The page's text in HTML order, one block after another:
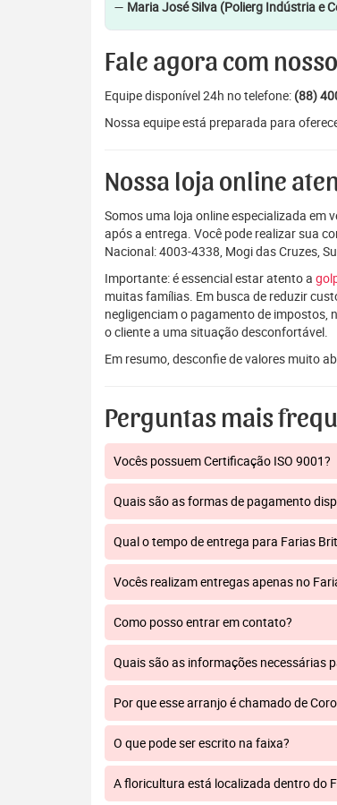
— Maria José Silva (Polierg Indústria e
Fale agora com
Equipe disponível 24h no telefone: (88)
Nossa equipe está preparada para
Nossa loja online
Somos uma loja online especializada em
após a entrega. Você pode realizar sua
Nacional: 4003-4338, Mogi das Cruzes,
Importante: é essencial estar atento a
muitas famílias. Em busca de reduzir
negligenciam o pagamento de impostos,
o cliente a uma situação desconfortável.
Em resumo, desconfie de valores muito
Perguntas mais
Vocês possuem Certificação ISO 9001?
Quais são as formas de pagamento
Qual o tempo de entrega para Farias
Vocês realizam entregas apenas no
Como posso entrar em contato?
Quais são as informações necessárias
Por que esse arranjo é chamado de
O que pode ser escrito na faixa?
A floricultura está localizada dentro do